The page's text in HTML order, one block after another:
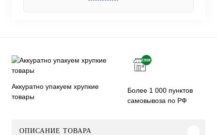
Аккуратно упакуем хрупкие
товары
Более 1 000 пунктов
самовывоза по РФ
ОПИСАНИЕ ТОВАРА